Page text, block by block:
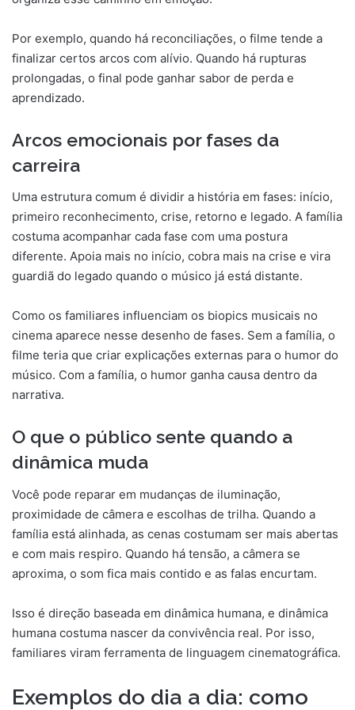
Por exemplo, quando há reconciliações, o filme tende a
finalizar certos arcos com alívio. Quando há rupturas
prolongadas, o final pode ganhar sabor de perda e
aprendizado.
Arcos emocionais por fases da
carreira
Uma estrutura comum é dividir a história em fases: início,
primeiro reconhecimento, crise, retorno e legado. A família
costuma acompanhar cada fase com uma postura
diferente. Apoia mais no início, cobra mais na crise e vira
guardiã do legado quando o músico já está distante.
Como os familiares influenciam os biopics musicais no
cinema aparece nesse desenho de fases. Sem a família, o
filme teria que criar explicações externas para o humor do
músico. Com a família, o humor ganha causa dentro da
narrativa.
O que o público sente quando a
dinâmica muda
Você pode reparar em mudanças de iluminação,
proximidade de câmera e escolhas de trilha. Quando a
família está alinhada, as cenas costumam ser mais abertas
e com mais respiro. Quando há tensão, a câmera se
aproxima, o som fica mais contido e as falas encurtam.
Isso é direção baseada em dinâmica humana, e dinâmica
humana costuma nascer da convivência real. Por isso,
familiares viram ferramenta de linguagem cinematográfica.
Exemplos do dia a dia: como